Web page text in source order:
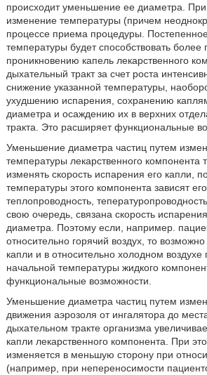
происходит уменьшение ее диаметра.
изменение температуры (причем
процессе приема процедуры.
температуры будет способствовать более
проникновению капель лекарственного
дыхательный тракт за счет роста
снижение указанной температуры,
ухудшению испарения, сохранению
диаметра и осаждению их в верхних
тракта. Это расширяет функциональные
Уменьшение диаметра частиц путем
температуры лекарственного компонента
изменять скорость испарения его капли,
температуры этого компонента зависят
теплопроводность,
свою очередь, связана скорость
диаметра. Поэтому если, например.
относительно горячий воздух, то
капли и в относительно холодном
начальной температуры жидкого
функциональные возможности.
Уменьшение диаметра частиц путем
движения аэрозоля от ингалятора до
дыхательном тракте организма
капли лекарственного компонента. При
изменяется в меньшую сторону при
(например, при непереносимости